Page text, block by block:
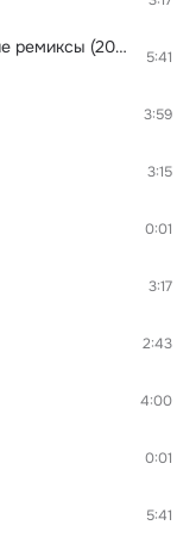
Радио Рекорд - Золотые русские ремиксы (2009) 5:41
3:59
3:15
0:01
3:17
2:43
4:00
0:01
5:41